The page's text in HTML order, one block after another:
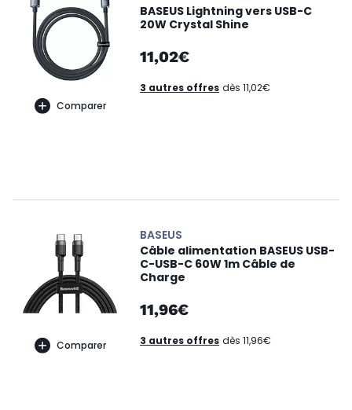
Comparer
BASEUS Lightning vers USB-C
20W Crystal Shine
11,02€
3 autres offres dès 11,02€
Comparer
BASEUS
Câble alimentation BASEUS USB-
C-USB-C 60W 1m Câble de
Charge
11,96€
3 autres offres dès 11,96€